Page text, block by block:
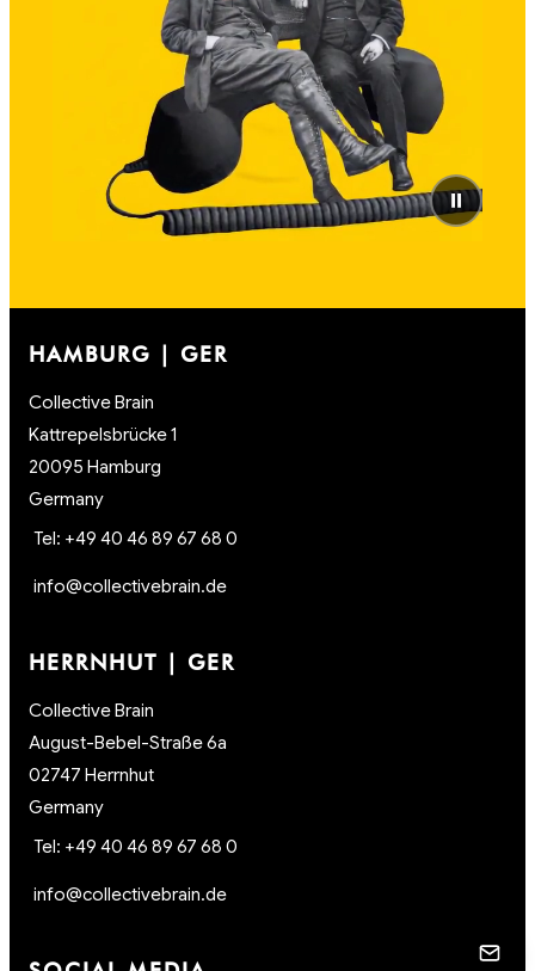
⏸
HAMBURG | GER
Collective Brain
Kattrepelsbrücke 1
20095 Hamburg
Germany
Tel: +49 40 46 89 67 68 0
info@collectivebrain.de
HERRNHUT | GER
Collective Brain
August-Bebel-Straße 6a
02747 Herrnhut
Germany
Tel: +49 40 46 89 67 68 0
info@collectivebrain.de